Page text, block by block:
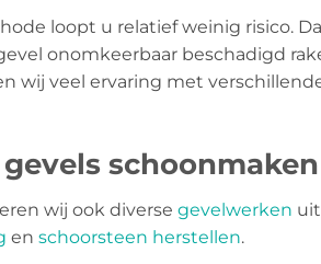
loopt u relatief weinig risico.
onomkeerbaar beschadigd
wij veel ervaring met
schoonmaken
wij ook diverse gevelwerken
en schoorsteen herstellen.